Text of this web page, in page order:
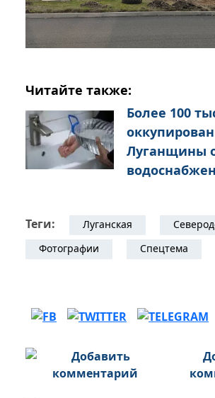
Читайте также:
Более 100
Луганщины
Теги: Луганская
Фотографии
Спецтема